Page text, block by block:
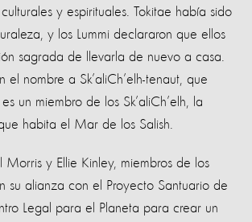
y espirituales. Tokitae había sido
y los Lummi declararon que ellos
sagrada de llevarla de nuevo a casa.
el nombre a Sk’aliCh’elh-tenaut, que
un miembro de los Sk’aliCh’elh, la
habita el Mar de los Salish.
Morris y Ellie Kinley, miembros de los
su alianza con el Proyecto Santuario de
Legal para el Planeta para crear un